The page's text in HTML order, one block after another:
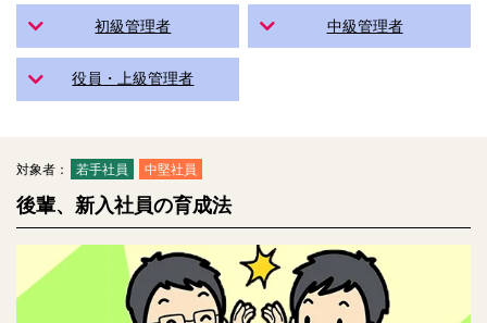
初級管理者 中級管理者
役員・上級管理者
後輩、新入社員の育成法
対象者： 若手社員 中堅社員